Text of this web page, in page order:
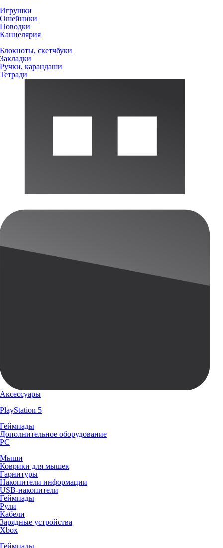
Игрушки
Ошейники
Поводки
Канцелярия
Блокноты, скетчбуки
Закладки
Ручки, карандаши
Тетради
Аксессуары
PlayStation 5
Геймпады
Дополнительное оборудование
PC
Мыши
Коврики для мышек
Гарнитуры
Накопители информации
USB-накопители
Геймпады
Рули
Кабели
Зарядные устройства
Xbox
Геймпады